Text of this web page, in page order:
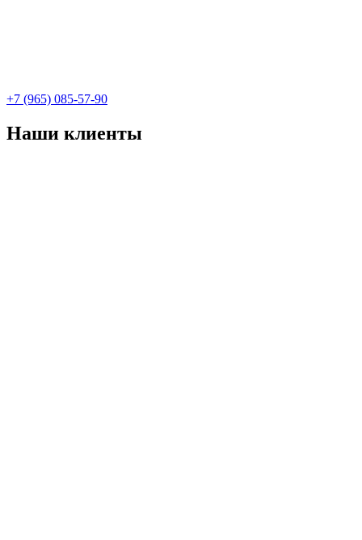
+7 (965) 085-57-90
Наши клиенты